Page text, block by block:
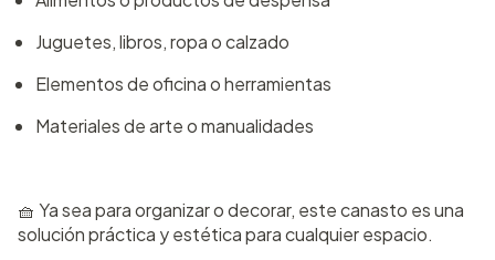
Juguetes, libros, ropa o calzado
Elementos de oficina o herramientas
Materiales de arte o manualidades
🧺 Ya sea para organizar o decorar, este canasto es una
solución práctica y estética para cualquier espacio.